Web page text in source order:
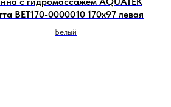
BET170-0000010 170х97 левая
Белый